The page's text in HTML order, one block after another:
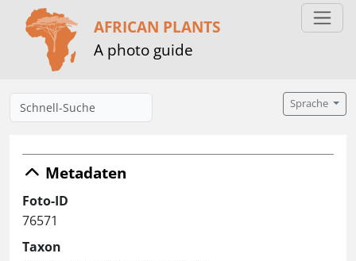
AFRICAN PLANTS
A photo guide
Sprache
Metadaten
Foto-ID
76571
Taxon